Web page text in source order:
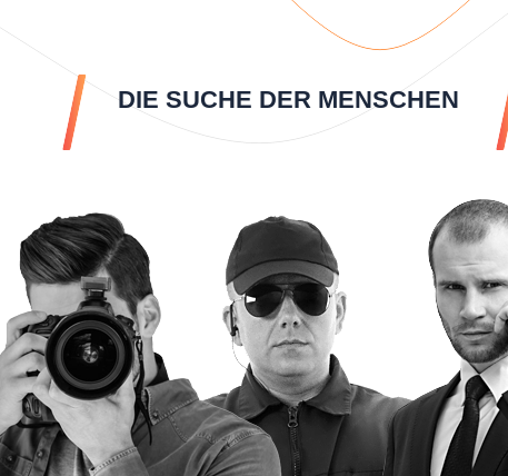
DIE SUCHE DER MENSCHEN